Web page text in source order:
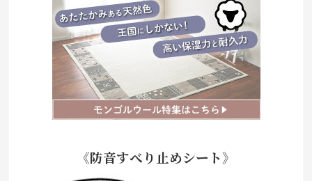
《防音すべり止めシート》